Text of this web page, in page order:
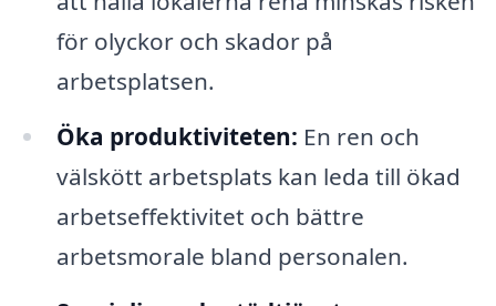
för olyckor och skador på
arbetsplatsen.
Öka produktiviteten: En ren och
välskött arbetsplats kan leda till ökad
arbetseffektivitet och bättre
arbetsmorale bland personalen.